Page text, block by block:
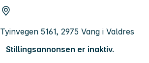
Tyinvegen 5161, 2975 Vang i Valdres
Stillingsannonsen er inaktiv.